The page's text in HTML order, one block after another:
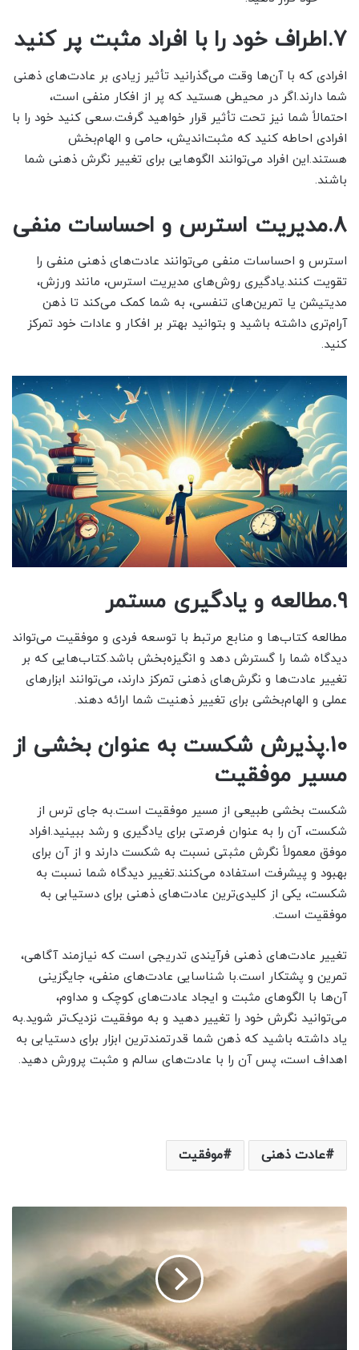
7.اطراف خود را با افراد مثبت پر کنید
افرادی که با آن‌ها وقت می‌گذرانید تأثیر زیادی بر عادت‌های ذهنی
شما دارند.اگر در محیطی هستید که پر از افکار منفی است،
احتمالاً شما نیز تحت تأثیر قرار خواهید گرفت.سعی کنید خود را با
افرادی احاطه کنید که مثبت‌اندیش، حامی و الهام‌بخش
هستند.این افراد می‌توانند الگوهایی برای تغییر نگرش ذهنی شما
باشند.
8.مدیریت استرس و احساسات منفی
استرس و احساسات منفی می‌توانند عادت‌های ذهنی منفی را
تقویت کنند.یادگیری روش‌های مدیریت استرس، مانند ورزش،
مدیتیشن یا تمرین‌های تنفسی، به شما کمک می‌کند تا ذهن
آرام‌تری داشته باشید و بتوانید بهتر بر افکار و عادات خود تمرکز
کنید.
9.مطالعه و یادگیری مستمر
مطالعه کتاب‌ها و منابع مرتبط با توسعه فردی و موفقیت می‌تواند
دیدگاه شما را گسترش دهد و انگیزه‌بخش باشد.کتاب‌هایی که بر
تغییر عادت‌ها و نگرش‌های ذهنی تمرکز دارند، می‌توانند ابزارهای
عملی و الهام‌بخشی برای تغییر ذهنیت شما ارائه دهند.
10.پذیرش شکست به عنوان بخشی از
مسیر موفقیت
شکست بخشی طبیعی از مسیر موفقیت است.به جای ترس از
شکست، آن را به عنوان فرصتی برای یادگیری و رشد ببینید.افراد
موفق معمولاً نگرش مثبتی نسبت به شکست دارند و از آن برای
بهبود و پیشرفت استفاده می‌کنند.تغییر دیدگاه شما نسبت به
شکست، یکی از کلیدی‌ترین عادت‌های ذهنی برای دستیابی به
موفقیت است.
تغییر عادت‌های ذهنی فرآیندی تدریجی است که نیازمند آگاهی،
تمرین و پشتکار است.با شناسایی عادت‌های منفی، جایگزینی
آن‌ها با الگوهای مثبت و ایجاد عادت‌های کوچک و مداوم،
می‌توانید نگرش خود را تغییر دهید و به موفقیت نزدیک‌تر شوید.به
یاد داشته باشید که ذهن شما قدرتمندترین ابزار برای دستیابی به
اهداف است، پس آن را با عادت‌های سالم و مثبت پرورش دهید.
عادت ذهنی موفقیت